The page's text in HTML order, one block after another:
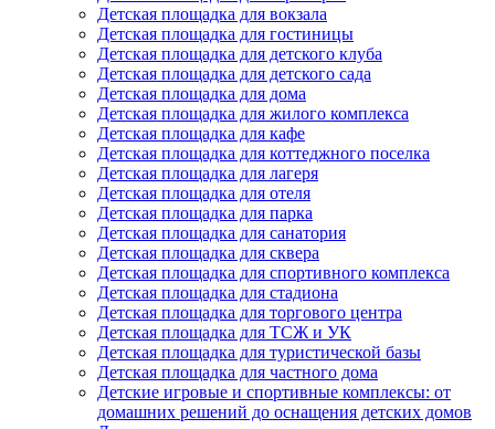
Детская площадка для вокзала
Детская площадка для гостиницы
Детская площадка для детского клуба
Детская площадка для детского сада
Детская площадка для дома
Детская площадка для жилого комплекса
Детская площадка для кафе
Детская площадка для коттеджного поселка
Детская площадка для лагеря
Детская площадка для отеля
Детская площадка для парка
Детская площадка для санатория
Детская площадка для сквера
Детская площадка для спортивного комплекса
Детская площадка для стадиона
Детская площадка для торгового центра
Детская площадка для ТСЖ и УК
Детская площадка для туристической базы
Детская площадка для частного дома
Детские игровые и спортивные комплексы: от
домашних решений до оснащения детских домов